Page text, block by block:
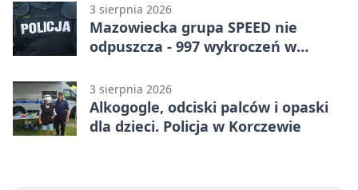
3 sierpnia 2026
Mazowiecka grupa SPEED nie
odpuszcza - 997 wykroczeń w
3 sierpnia 2026
Alkogogle, odciski palców i opaski
dla dzieci. Policja w Korczewie